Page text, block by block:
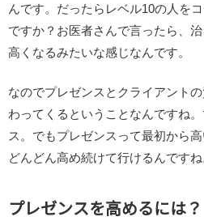
んです。だったらレベル10の人を
ですか？お医者さんで言ったら、
高くなるみたいな感じなんです。
なのでプレゼンスとクライアント
わってくるということなんですね
ス。でもプレゼンスって最初から
どんどん高め続けて行けるんですね
プレゼンスを高めるには？